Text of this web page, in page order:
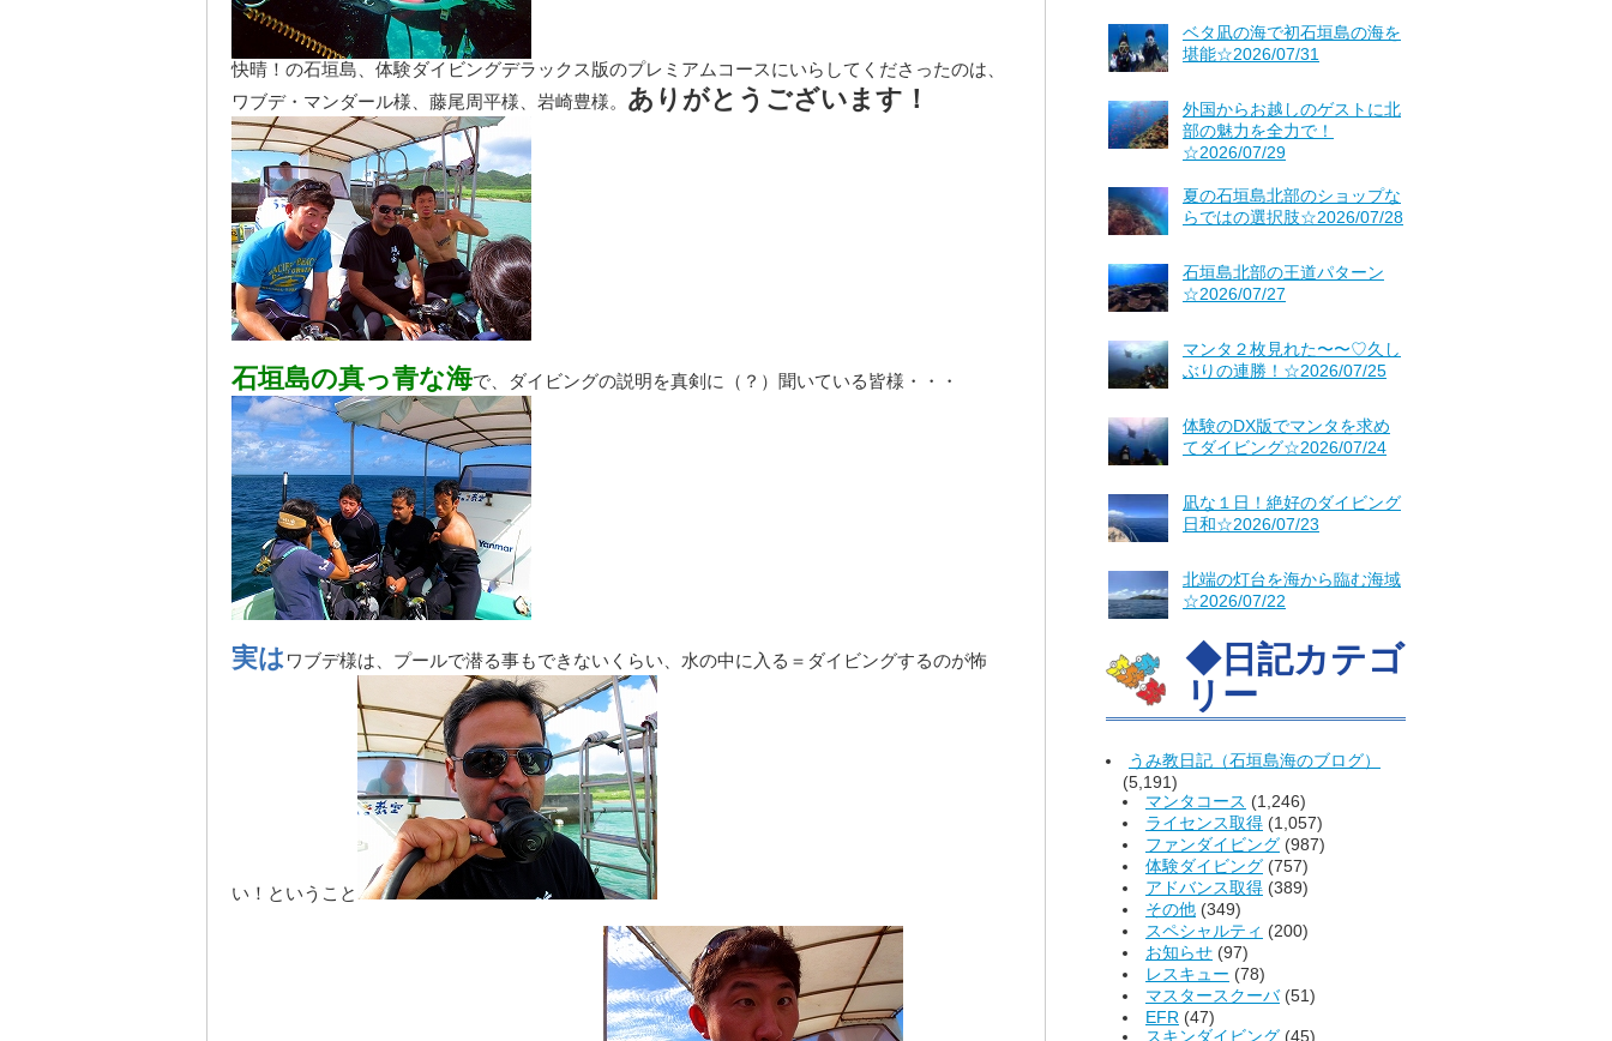
ベタ凪の海で初石垣島の海を
堪能☆2026/07/31
外国からお越しのゲストに北
部の魅力を全力で！
☆2026/07/29
夏の石垣島北部のショップな
らではの選択肢☆2026/07/28
石垣島北部の王道パターン
☆2026/07/27
マンタ２枚見れた〜〜♡久し
ぶりの連勝！☆2026/07/25
体験のDX版でマンタを求め
てダイビング☆2026/07/24
凪な１日！絶好のダイビング
日和☆2026/07/23
北端の灯台を海から臨む海域
☆2026/07/22
◆日記カテゴ
リー
うみ教日記（石垣島海のブログ）
(5,191)
マンタコース (1,246)
ライセンス取得 (1,057)
ファンダイビング (987)
体験ダイビング (757)
アドバンス取得 (389)
その他 (349)
スペシャルティ (200)
お知らせ (97)
レスキュー (78)
マスタースクーバ(51)
EFR (47)
スキンダイビング (45)
快晴！の石垣島、体験ダイビングデラックス版のプレミアムコースにいらしてくださったのは、
ワブデ・マンダール様、藤尾周平様、岩崎豊様。 ありがとうございます！
石垣島の真っ青な海で、ダイビングの説明を真剣に（？）聞いている皆様・・・
実はワブデ様は、プールで潜る事もできないくらい、水の中に入る＝ダイビングするのが怖
い！ということ